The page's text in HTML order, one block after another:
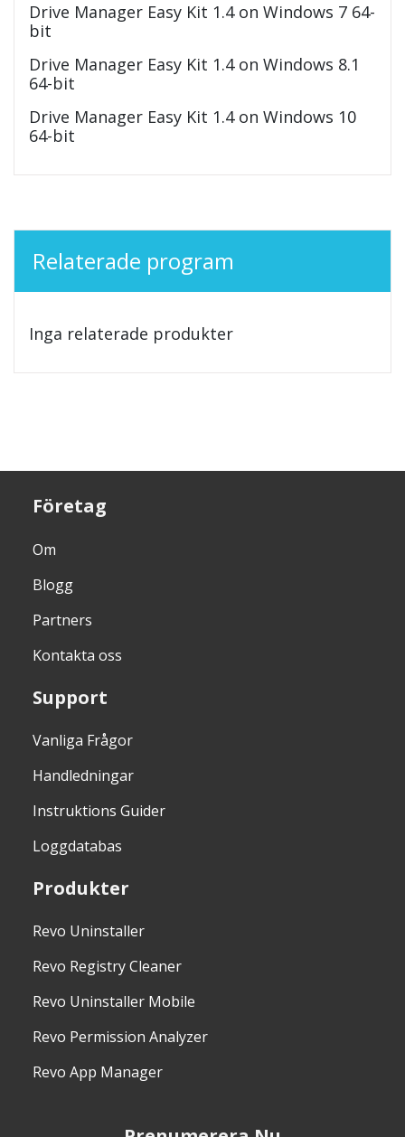
Drive Manager Easy Kit 1.4 on Windows 7 64-
bit
Drive Manager Easy Kit 1.4 on Windows 8.1
64-bit
Drive Manager Easy Kit 1.4 on Windows 10
64-bit
Relaterade program
Inga relaterade produkter
Företag
Om
Blogg
Partners
Kontakta oss
Support
Vanliga Frågor
Handledningar
Instruktions Guider
Loggdatabas
Produkter
Revo Uninstaller
Revo Registry Cleaner
Revo Uninstaller Mobile
Revo Permission Analyzer
Revo App Manager